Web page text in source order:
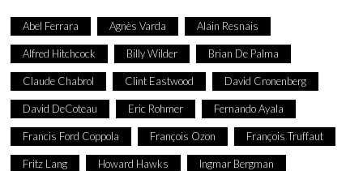
Abel Ferrara Agnès Varda Alain Resnais
Alfred Hitchcock Billy Wilder Brian De Palma
Claude Chabrol Clint Eastwood David Cronenberg
David DeCoteau Eric Rohmer Fernando Ayala
Francis Ford Coppola François Ozon François Truffaut
Fritz Lang Howard Hawks Ingmar Bergman